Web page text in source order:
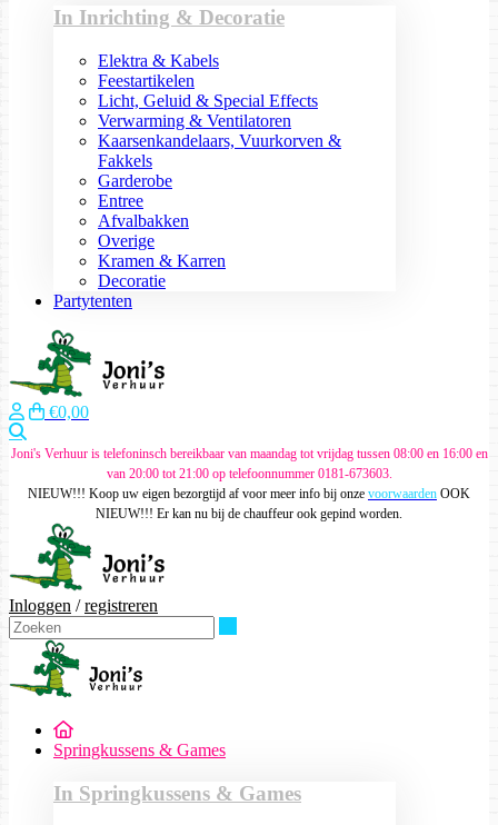
In Inrichting & Decoratie
Elektra & Kabels
Feestartikelen
Licht, Geluid & Special Effects
Verwarming & Ventilatoren
Kaarsenkandelaars, Vuurkorven &
Fakkels
Garderobe
Entree
Afvalbakken
Overige
Kramen & Karren
Decoratie
Partytenten
€0,00
Joni's Verhuur is telefoninsch bereikbaar van maandag tot vrijdag tussen 08:00 en 16:00 en
van 20:00 tot 21:00 op telefoonnummer 0181-673603.
NIEUW!!! Koop uw eigen bezorgtijd af voor meer info bij onze voorwaarden OOK
NIEUW!!! Er kan nu bij de chauffeur ook gepind worden.
Inloggen /registreren
Springkussens & Games
In Springkussens & Games